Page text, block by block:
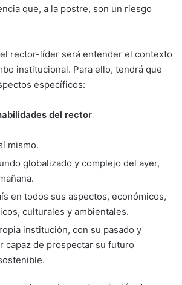
que, a la postre, son un riesgo
rector-líder será enten­der el contexto
institu­cional. Para ello, tendrá que
específicos:
del rector
mismo.
globalizado y complejo del ayer,
en todos sus aspectos, eco­nómicos,
culturales y ambientales.
institución, con su pa­sado y
capaz de prospectar su futuro